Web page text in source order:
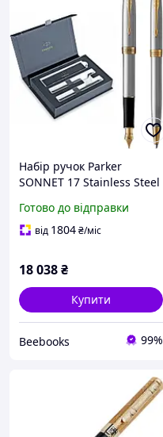
Набір ручок Parker
SONNET 17 Stainless Steel
упаковці (84 192b24)
Готово до відправки
від 1804₴/міс
18 038₴
Купити
Beebooks 99%